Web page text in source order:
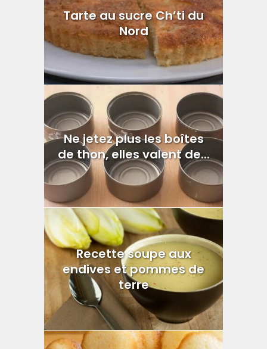
Tarte au sucre Ch’ti du
Nord
Ne jetez plus les boîtes
de thon, elles valent de...
Recette soupe aux
endives et pommes de
terre